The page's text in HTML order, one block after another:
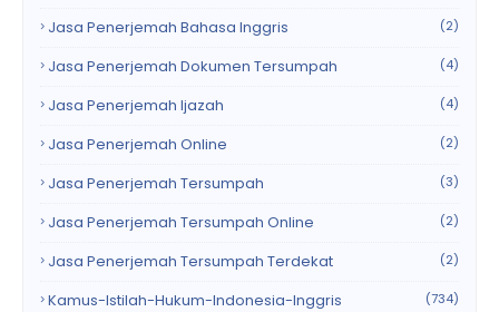
Jasa Penerjemah Bahasa Inggris (2)
Jasa Penerjemah Dokumen Tersumpah (4)
Jasa Penerjemah Ijazah (4)
Jasa Penerjemah Online (2)
Jasa Penerjemah Tersumpah (3)
Jasa Penerjemah Tersumpah Online (2)
Jasa Penerjemah Tersumpah Terdekat (2)
Kamus-Istilah-Hukum-Indonesia-Inggris (734)